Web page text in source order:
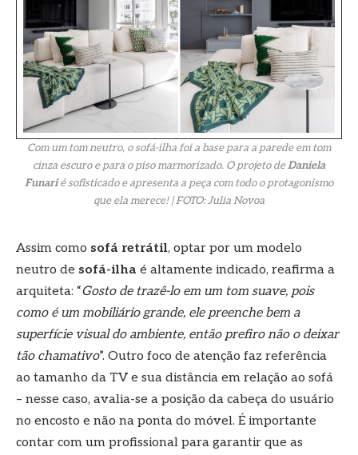
Com um tom neutro, o sofá-ilha foi a base para a parede em tom
cinza escuro e para o piso marmorizado. O projeto deDaniela
Funarié sofisticado e apresenta a peça com todo o protagonismo
que ela merece! | FOTO: Julia Novoa
Assim como sofá retrátil, optar por um modelo
neutro de sofá-ilha é altamente indicado, reafirma a
arquiteta: “Gosto de trazê-lo em um tom suave, pois
como é um mobiliário grande, ele preenche bem a
superfície visual do ambiente, então prefiro não o deixar
tão chamativo”. Outro foco de atenção faz referência
ao tamanho da TV e sua distância em relação ao sofá
– nesse caso, avalia-se a posição da cabeça do usuário
no encosto e não na ponta do móvel. É importante
contar com um profissional para garantir que as